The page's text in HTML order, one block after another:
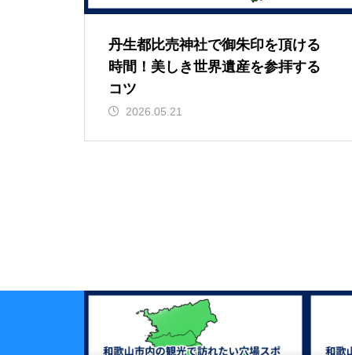
丹生都比売神社で御朱印を頂ける
時間！美しき世界遺産を参拝する
コツ
2026.05.21